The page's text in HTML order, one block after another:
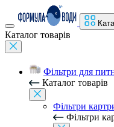
Каталог товарів
Фільтри для
Каталог товарів
Фільтри
Фільтри